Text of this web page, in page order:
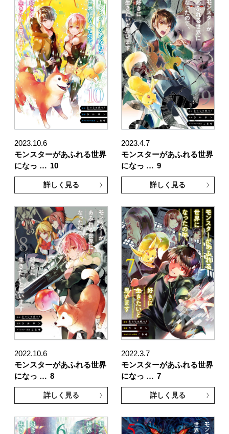
2023.10.6
モンスターがあふれる世界
になっ … 10
詳しく見る
2023.4.7
モンスターがあふれる世界
になっ … 9
詳しく見る
2022.10.6
モンスターがあふれる世界
になっ … 8
詳しく見る
2022.3.7
モンスターがあふれる世界
になっ … 7
詳しく見る